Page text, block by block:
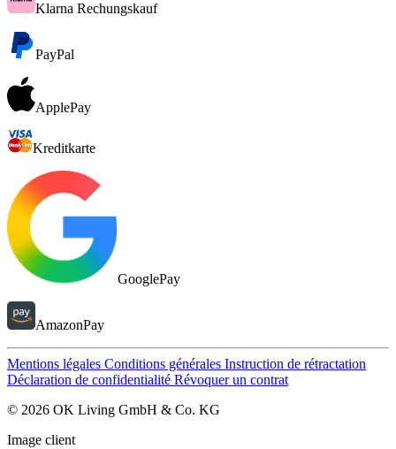
Klarna Rechungskauf
PayPal
ApplePay
Kreditkarte
GooglePay
AmazonPay
Mentions légales Conditions générales Instruction de rétractation
Déclaration de confidentialité Révoquer un contrat
© 2026 OK Living GmbH & Co. KG
Image client